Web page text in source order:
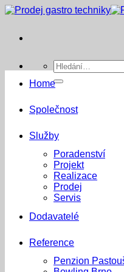
Přeskočit
Hledat:
Home
Společnost
Služby
Poradenství
Projekt
Realizace
Prodej
Servis
Dodavatelé
Reference
Penzion